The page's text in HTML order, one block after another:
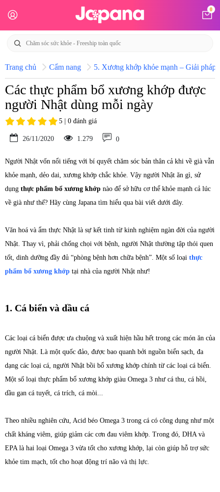
0
Trang chủ Cẩm nang 5. Xương khớp khỏe mạnh – Giải pháp
Các thực phẩm bổ xương khớp được
người Nhật dùng mỗi ngày
5 | 0 đánh giá
26/11/2020 1.279 0
Người Nhật vốn nổi tiếng với bí quyết chăm sóc bản thân cả khi về già vẫn
khỏe mạnh, dẻo dai, xương khớp chắc khỏe. Vậy người Nhật ăn gì, sử
dụng thực phẩm bổ xương khớp nào để sở hữu cơ thể khỏe mạnh cả lúc
về già như thế? Hãy cùng Japana tìm hiểu qua bài viết dưới đây.
Văn hoá và ẩm thực Nhật là sự kết tinh từ kinh nghiệm ngàn đời của người
Nhật. Thay vì, phải chống chọi với bệnh, người Nhật thường tập thói quen
tốt, dinh dưỡng đầy đủ “phòng bệnh hơn chữa bệnh”. Một số loại thực
phẩm bổ xương khớp tại nhà của người Nhật như!
1. Cá biển và dầu cá
Các loại cá biển được ưa chuộng và xuất hiện hầu hết trong các món ăn của
người Nhật. Là một quốc đảo, được bao quanh bởi nguồn biển sạch, đa
dạng các loại cá, người Nhật bồi bổ xương khớp chính từ các loại cá biển.
Một số loại thực phẩm bổ xương khớp giàu Omega 3 như cá thu, cá hồi,
dầu gan cá tuyết, cá trích, cá mòi...
Theo nhiều nghiên cứu, Acid béo Omega 3 trong cá có công dụng như một
chất kháng viêm, giúp giảm các cơn đau viêm khớp. Trong đó, DHA và
EPA là hai loại Omega 3 vừa tốt cho xương khớp, lại còn giúp hỗ trợ sức
khỏe tim mạch, tốt cho hoạt động trí não và thị lực.